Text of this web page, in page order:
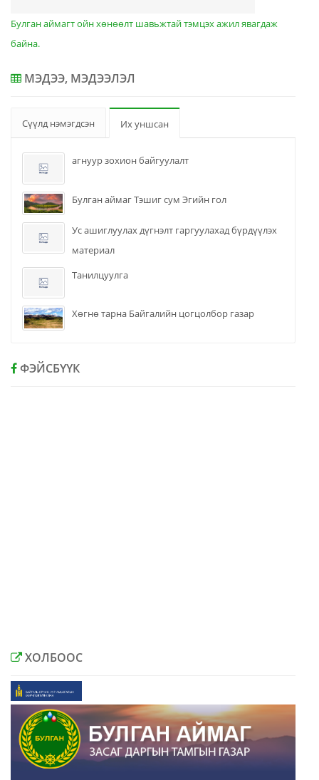
Булган аймагт ойн хөнөөлт шавьжтай тэмцэх ажил явагдаж
байна.
МЭДЭЭ, МЭДЭЭЛЭЛ
Сүүлд нэмэгдсэн Их уншсан
агнуур зохион байгуулалт
Булган аймаг Тэшиг сум Эгийн гол
Ус ашиглуулах дүгнэлт гаргуулахад бүрдүүлэх
материал
Танилцуулга
Хөгнө тарна Байгалийн цогцолбор газар
ФЭЙСБҮҮК
ХОЛБООС